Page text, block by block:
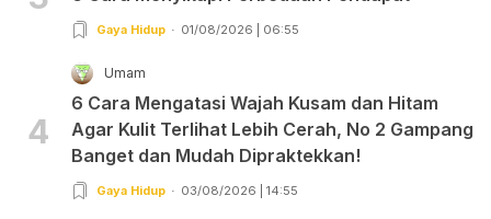
Gaya Hidup 01/08/2026 | 06:55
4
Umam
6 Cara Mengatasi Wajah Kusam dan Hitam
Agar Kulit Terlihat Lebih Cerah, No 2 Gampang
Banget dan Mudah Dipraktekkan!
Gaya Hidup 03/08/2026 | 14:55